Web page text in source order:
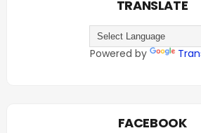
TRANSLATE
Powered by
FACEBOOK